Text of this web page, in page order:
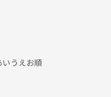
うえお順